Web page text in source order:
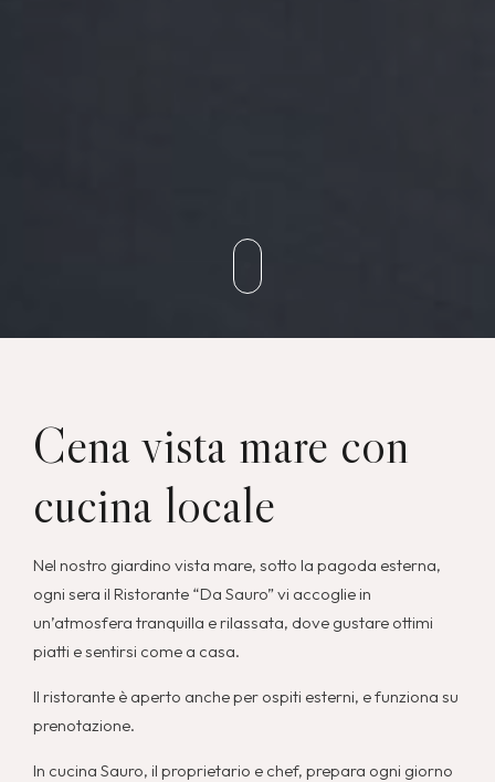
Cena vista mare con
cucina locale
Nel nostro giardino vista mare, sotto la pagoda esterna,
ogni sera il Ristorante “Da Sauro” vi accoglie in
un’atmosfera tranquilla e rilassata, dove gustare ottimi
piatti e sentirsi come a casa.
Il ristorante è aperto anche per ospiti esterni, e funziona su
prenotazione.
In cucina Sauro, il proprietario e chef, prepara ogni giorno